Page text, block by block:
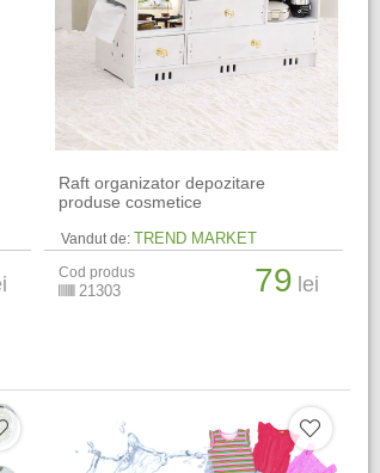
Raft organizator depozitare
produse cosmetice
Vandut de: TREND MARKET
Cod produs
21303 79 lei